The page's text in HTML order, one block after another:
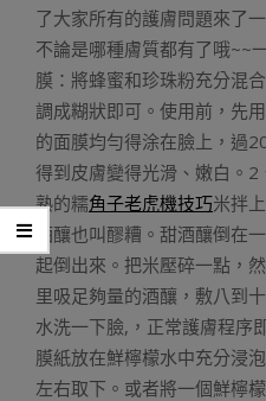
了大家所有的護膚問題來了
不論是哪種膚質都有了哦~~
膜：將蜂蜜和珍珠粉充分混
調成糊狀即可。使用前，先
的面膜均勻得涂在臉上，過
得到皮膚變得光滑、嫩白。
熟的糯角子老虎機技巧米拌
酒釀也叫醪糟。甜酒釀倒在
起倒出來。把米壓碎一點，
里吸足夠量的酒釀，敷八到
水洗一下臉,，正常護膚程序
膜紙放在鮮檸檬水中充分浸
左右取下。或者將一個鮮檸